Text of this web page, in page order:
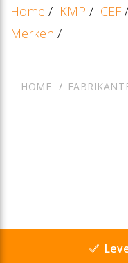
Home / KMP / CEF /
Merken /
HOME